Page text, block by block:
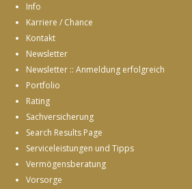
Info
Karriere / Chance
Kontakt
Newsletter
Newsletter :: Anmeldung erfolgreich
Portfolio
Rating
Sachversicherung
Search Results Page
Serviceleistungen und Tipps
Vermögensberatung
Vorsorge